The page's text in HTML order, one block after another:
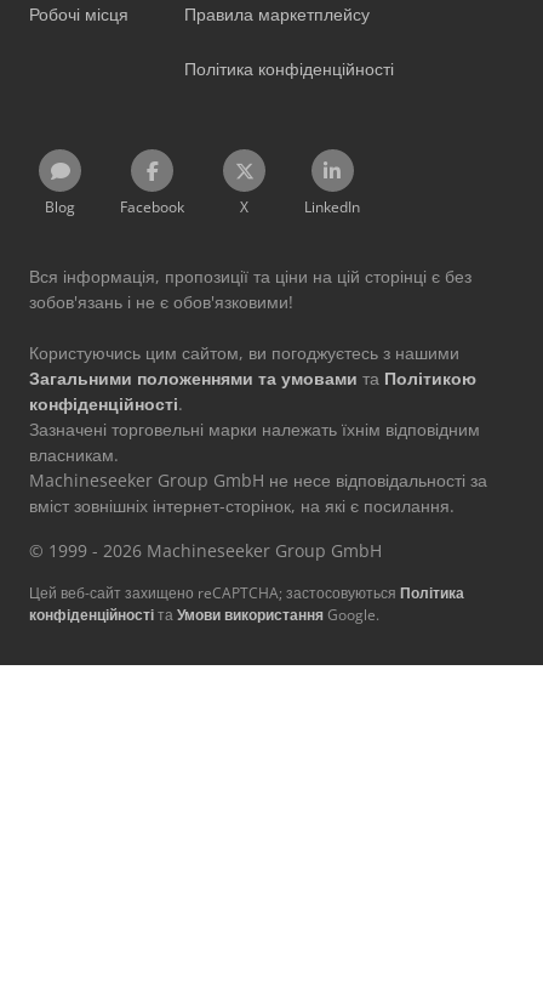
Робочі місця Правила маркетплейсу
Політика конфіденційності
Blog Facebook X LinkedIn
Вся інформація, пропозиції та ціни на цій сторінці є без
зобов'язань і не є обов'язковими!
Користуючись цим сайтом, ви погоджуєтесь з нашими
Загальними положеннями та умовами та Політикою
конфіденційності.
Зазначені торговельні марки належать їхнім відповідним
власникам.
Machineseeker Group GmbH не несе відповідальності за
вміст зовнішніх інтернет-сторінок, на які є посилання.
© 1999 - 2026 Machineseeker Group GmbH
Цей веб-сайт захищено reCAPTCHA; застосовуються Політика
конфіденційностітаУмови використанняGoogle.